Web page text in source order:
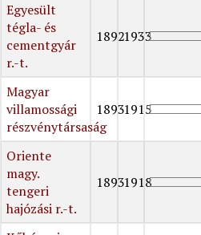
Egyesült
tégla- és
cementgyár
r.-t.
18921933
Magyar
villamossági
részvénytársaság
18931915
Oriente
magy.
tengeri
hajózási r.-t.
18931918